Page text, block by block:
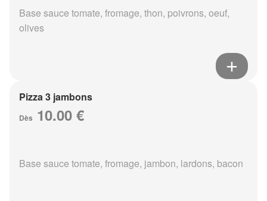
Base sauce tomate, fromage, thon, poivrons, oeuf,
olives
Pizza 3 jambons
Dès 10.00 €
Base sauce tomate, fromage, jambon, lardons, bacon